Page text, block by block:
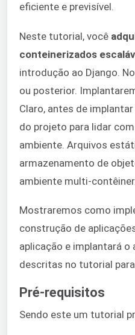
eficiente e previsível.
Neste tutorial, você
conteinerizados
introdução ao Django.
ou posterior.
Claro, antes de
do projeto para lidar
ambiente. Arquivos
armazenamento de
ambiente multi-contêiner.
Mostraremos como
construção de
aplicação e implantará
descritas no tutorial
Pré-requisitos
Sendo este um tutorial